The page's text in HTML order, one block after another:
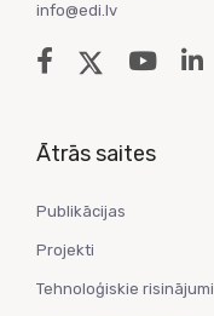
info@edi.lv
Ātrās saites
Publikācijas
Projekti
Tehnoloģiskie risinājumi